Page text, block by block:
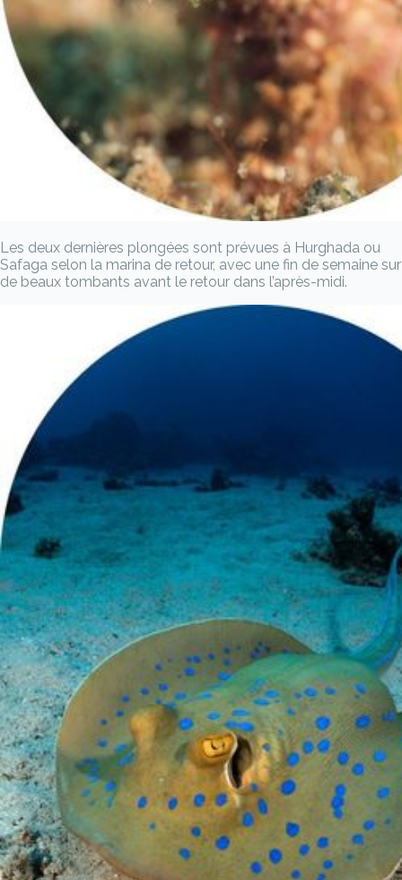
Les deux dernières plongées sont prévues à Hurghada ou
Safaga selon la marina de retour, avec une fin de semaine sur
de beaux tombants avant le retour dans l’après-midi.